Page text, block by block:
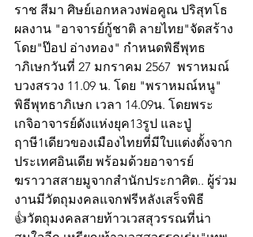
ราช สีมา ศิษย์เอกหลวงพ่อคูณ ปริสุทโธ
ผลงาน "อาจารย์กู้ชาติ ลายไทย"จัดสร้าง
โดย"ป๊อป อ่างทอง" กำหนดพิธีพุทธ
าภิเษกวันที่ 27 มกราคม 2567  พราหมณ์
บวงสรวง 11.09 น. โดย "พราหมณ์หนู"
พิธีพุทธาภิเษก เวลา 14.09น. โดยพระ
เกจิอาจารย์ดังแห่งยุค13รูป และปู่
ฤาษี1เดียวของเมืองไทยที่มีใบแต่งตั้งจาก
ประเทศอินเดีย พร้อมด้วยอาจารย์
ฆราวาสสายมูจากสำนักประกาศิต.. ผู้ร่วม
งานมีวัตถุมงคลแจกฟรีหลังเสร็จพิธี
👍วัตถุมงคลสายท้าวเวสสุวรรณที่น่า